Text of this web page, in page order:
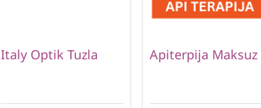
Italy Optik Tuzla Apiterpija Maksuz